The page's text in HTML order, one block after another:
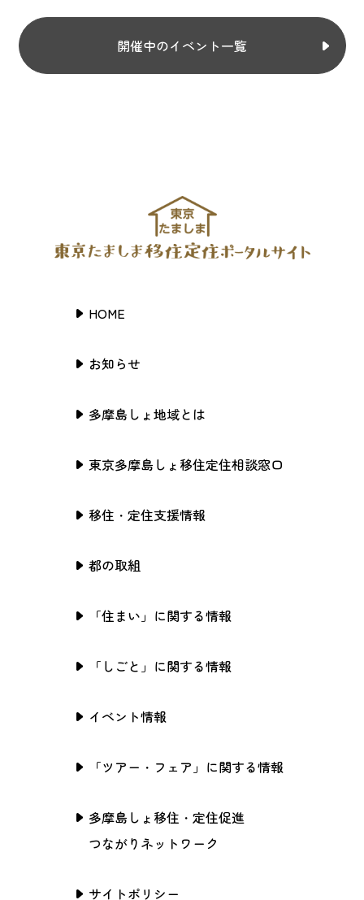
開催中のイベント一覧
HOME
お知らせ
多摩島しょ地域とは
東京多摩島しょ移住定住相談窓口
移住・定住支援情報
都の取組
「住まい」に関する情報
「しごと」に関する情報
イベント情報
「ツアー・フェア」に関する情報
多摩島しょ移住・定住促進
つながりネットワーク
サイトポリシー